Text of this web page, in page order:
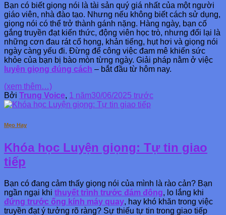
Bạn có biết giọng nói là tài sản quý giá nhất của một người
giáo viên, nhà đào tạo. Nhưng nếu không biết cách sử dụng,
giọng nói có thể trở thành gánh nặng. Hàng ngày, bạn cố
gắng truyền đạt kiến thức, động viên học trò, nhưng đổi lại là
những cơn đau rát cổ họng, khản tiếng, hụt hơi và giọng nói
ngày càng yếu đi. Đừng để công việc đam mê khiến sức
khỏe của bạn bị bào mòn từng ngày. Giải pháp nằm ở việc
luyện giọng đúng cách – bắt đầu từ hôm nay.
(xem thêm…)
Bởi Trung Voice, 1 năm30/06/2025 trước
Mẹo Hay
Khóa học Luyện giọng: Tự tin giao
tiếp
Bạn có đang cảm thấy giọng nói của mình là rào cản? Bạn
ngần ngại khi thuyết trình trước đám đông, lo lắng khi
đứng trước ống kính máy quay, hay khó khăn trong việc
truyền đạt ý tưởng rõ ràng? Sự thiếu tự tin trong giao tiếp